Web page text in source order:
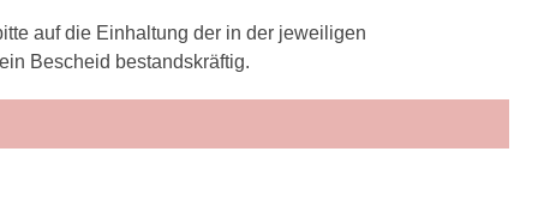
auf die Einhaltung der in der jeweiligen
Bescheid bestandskräftig.